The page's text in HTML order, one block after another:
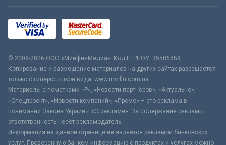
© 2008-2026 ООО «МинфинМедиа». Код ЕГРПОУ: 35506859
Копирование и размещение материалов на других сайтах разрешается
только с гиперссылкой вида: www.minfin.com.ua
Материалы с пометками «Р», «Новости партнёров», «Актуально»,
«Спецпроект», «Новости компаний», «Промо» – это реклама в
понимании Закона Украины «О рекламе». За содержание рекламы
ответственность несёт рекламодатель.
Информация на данной странице не является рекламой банковских
услуг. Проверенную банком информацию о продуктах и услугах можно